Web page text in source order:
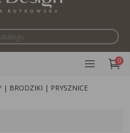
0
| BRODZIKI | PRYSZNICE